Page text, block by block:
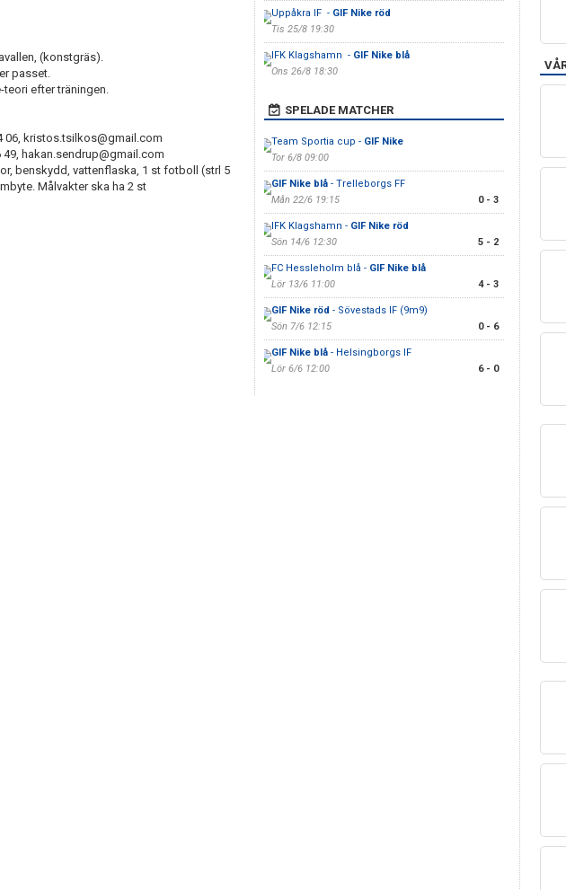
(konstgräs).
passet.
teori efter träningen.
06, kristos.tsilkos@gmail.com
49, hakan.sendrup@gmail.com
benskydd, vattenflaska, 1 st fotboll (strl 5
Målvakter ska ha 2 st
Uppåkra IF - GIF Nike röd
Tis 25/8 19:30
IFK Klagshamn - GIF Nike blå
Ons 26/8 18:30
SPELADE MATCHER
Team Sportia cup - GIF Nike
Tor 6/8 09:00
GIF Nike blå- Trelleborgs FF
Mån 22/6 19:15
0 - 3
IFK Klagshamn - GIF Nike röd
Sön 14/6 12:30
5 - 2
FC Hessleholm blå - GIF Nike blå
Lör 13/6 11:00
4 - 3
GIF Nike röd - Sövestads IF (9m9)
Sön 7/6 12:15
0 - 6
GIF Nike blå- Helsingborgs IF
Lör 6/6 12:00
6 - 0